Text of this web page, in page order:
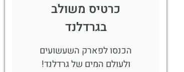
כרטיס משולב
בגרדלנד
הכנסו לפארק השעשועים
ולעולם המים של גרדלנד!